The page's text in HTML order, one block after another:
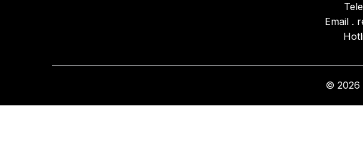
Email .
© 2026